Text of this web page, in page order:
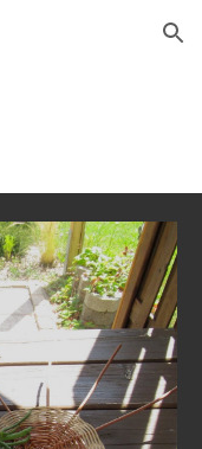
Skip to navigation